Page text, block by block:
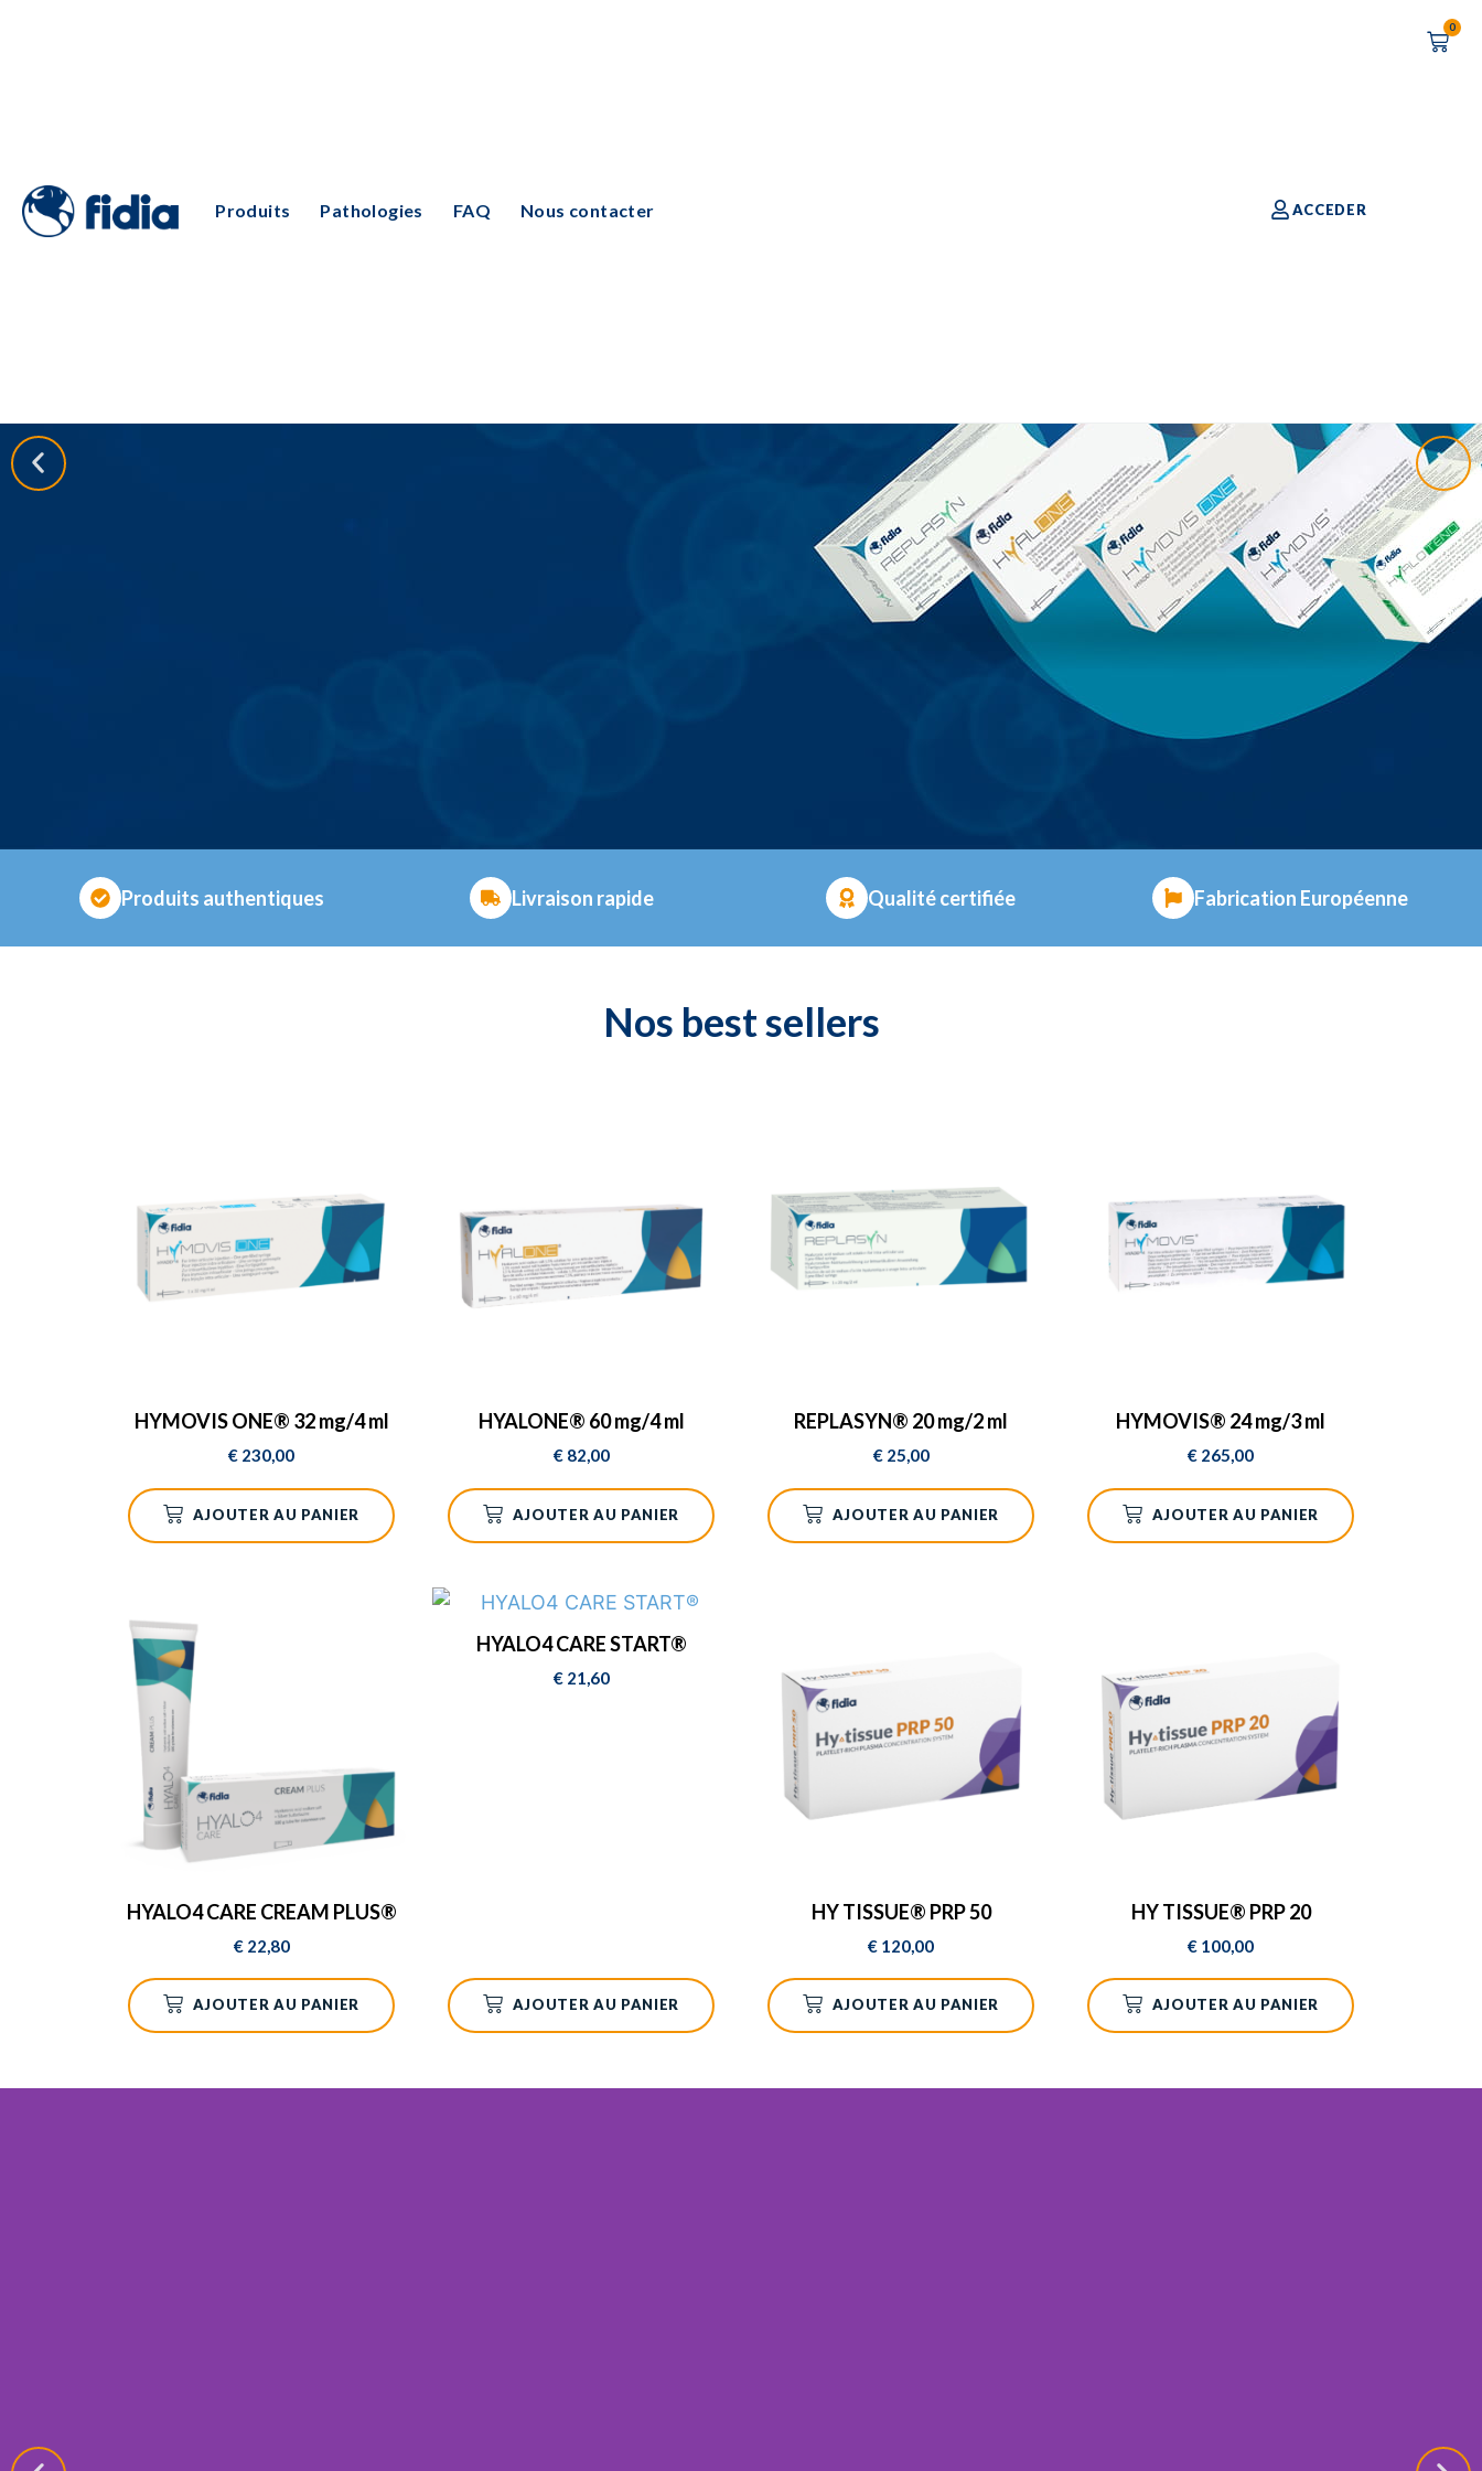
Produits Pathologies FAQ Nous contacter​ ACCEDER
0
BIENVENUE DANS
LABORATOIRES
FIDIA.
Produits authentiques Livraison rapide Qualité certifiée Fabrication Européenne
Nos best sellers
HYMOVIS ONE® 32 mg/4 ml
€ 230,00
AJOUTER AU PANIER
HYALONE® 60 mg/4 ml
€82,00
AJOUTER AU PANIER
REPLASYN® 20 mg/2 ml
€25,00
AJOUTER AU PANIER
HYMOVIS® 24 mg/3 ml
€ 265,00
AJOUTER AU PANIER
HYALO4 CARE CREAM PLUS®
€22,80
AJOUTER AU PANIER
HYALO4 CARE START®
€21,60
AJOUTER AU PANIER
HY TISSUE® PRP 50
€ 120,00
AJOUTER AU PANIER
HY TISSUE® PRP 20
€ 100,00
AJOUTER AU PANIER